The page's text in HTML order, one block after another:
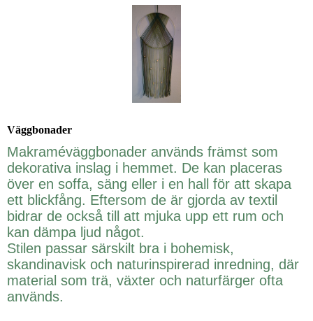
Väggbonader
Makraméväggbonader används främst som
dekorativa inslag i hemmet. De kan placeras
över en soffa, säng eller i en hall för att skapa
ett blickfång. Eftersom de är gjorda av textil
bidrar de också till att mjuka upp ett rum och
kan dämpa ljud något.
Stilen passar särskilt bra i bohemisk,
skandinavisk och naturinspirerad inredning, där
material som trä, växter och naturfärger ofta
används.